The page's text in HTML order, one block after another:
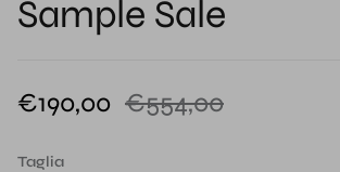
Sample Sale
€190,00 €554,00
Taglia